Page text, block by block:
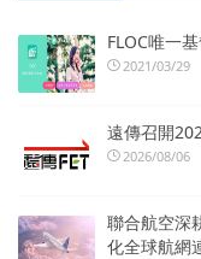
FLOC唯一
2021/03/29
遠傳召開
2026/08/06
聯合航空深
化全球航網